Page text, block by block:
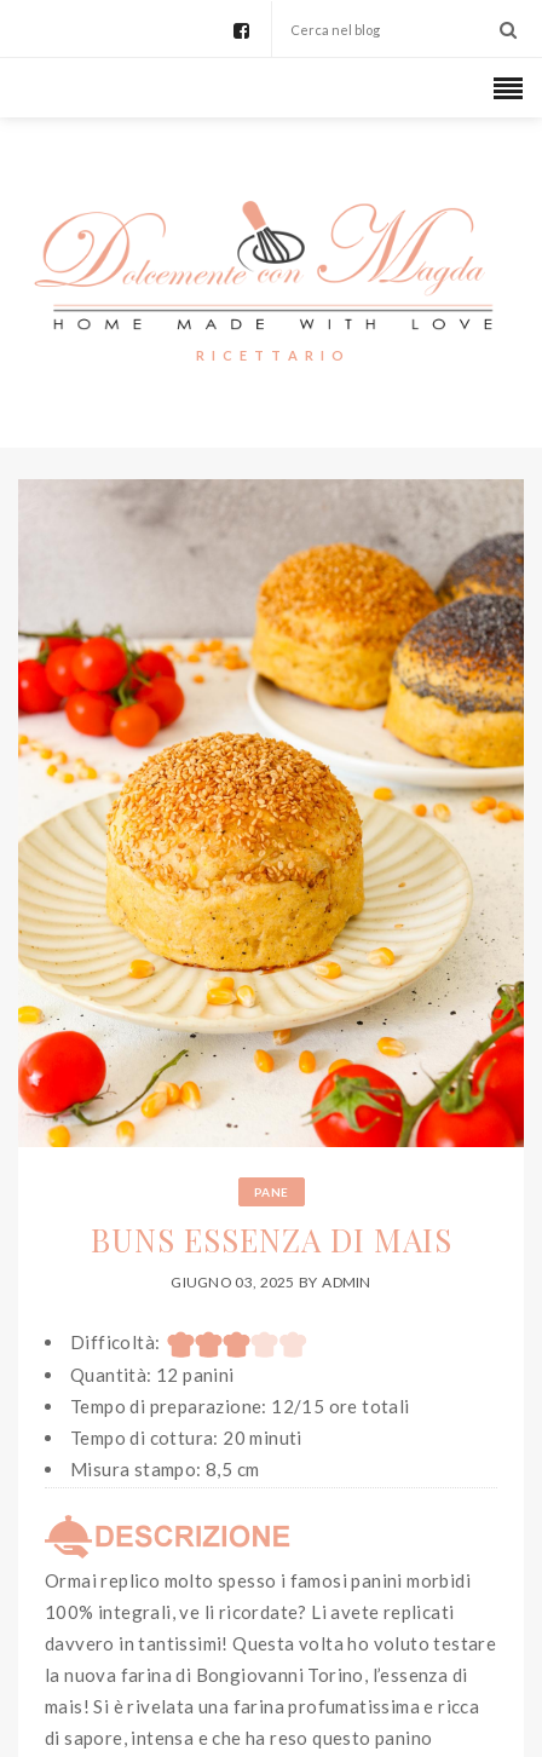
R I C E T T A R I O
PANE
BUNS ESSENZA DI MAIS
GIUGNO 03, 2025 BY ADMIN
Difficoltà:
Quantità: 12 panini
Tempo di preparazione: 12/15 ore totali
Tempo di cottura: 20 minuti
Misura stampo: 8,5 cm
Ormai replico molto spesso i famosi panini morbidi
100% integrali, ve li ricordate? Li avete replicati
davvero in tantissimi! Questa volta ho voluto testare
la nuova farina di Bongiovanni Torino, l’essenza di
mais! Si è rivelata una farina profumatissima e ricca
di sapore, intensa e che ha reso questo panino